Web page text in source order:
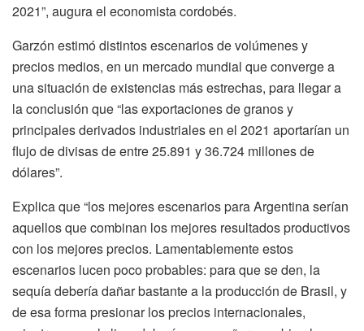
2021”, augura el economista cordobés.
Garzón estimó distintos escenarios de volúmenes y
precios medios, en un mercado mundial que converge a
una situación de existencias más estrechas, para llegar a
la conclusión que “las exportaciones de granos y
principales derivados industriales en el 2021 aportarían un
flujo de divisas de entre 25.891 y 36.724 millones de
dólares”.
Explica que “los mejores escenarios para Argentina serían
aquellos que combinan los mejores resultados productivos
con los mejores precios. Lamentablemente estos
escenarios lucen poco probables: para que se den, la
sequía debería dañar bastante a la producción de Brasil, y
de esa forma presionar los precios internacionales,